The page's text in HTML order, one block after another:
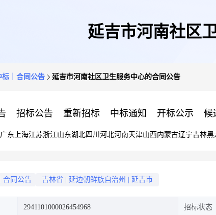
延吉市河南社区
标｜合同公告 延吉市河南社区卫生服务中心的合同公告
招标公告 重新招标 中标通知 开标公示 候
广东 上海江苏浙江山东湖北四川 河北河南天津山西内蒙古辽宁吉林黑
合同公告 吉林省 延边朝鲜族自治州 延吉市
2941101000026454968 招标状态